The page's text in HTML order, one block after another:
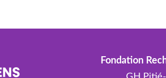
Fondation